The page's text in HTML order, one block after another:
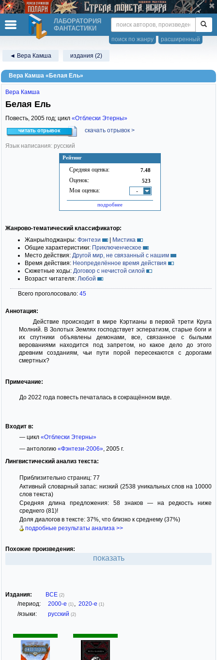
ЛАБОРАТОРИЯ
ФАНТАСТИКИ
расширенный
поиск по жанру
◄ Вера Камша издания (2)
Вера Камша «Белая Ель»
Рейтинг
Средняя оценка: 7.48
Оценок: 523
Моя оценка: -
подробнее
Вера Камша
Белая Ель
Повесть, 2005 год; цикл «Отблески Этерны»
читать отрывок скачать отрывок >
Язык написания: русский
Жанрово-тематический классификатор:
Жанры/поджанры: Фэнтези | Мистика
Общие характеристики: Приключенческое
Место действия: Другой мир, не связанный с нашим
Время действия: Неопределённое время действия
Сюжетные ходы: Договор с нечистой силой
Возраст читателя: Любой
Всего проголосовало: 45
Аннотация:
Действие происходит в мире Кэртианы в первой трети Круга
Молний. В Золотых Землях господствует эсператизм, старые боги и
их спутники объявлены демонами, все, связанное с былыми
верованиями находится под запретом, но какое дело до этого
древним созданиям, чьи пути порой пересекаются с дорогами
смертных?
Примечание:
До 2022 года повесть печаталась в сокращённом виде.
Входит в:
— цикл «Отблески Этерны»
— антологию «Фэнтези-2006», 2005 г.
Лингвистический анализ текста:
Приблизительно страниц: 77
Активный словарный запас: низкий (2538 уникальных слов на 10000
слов текста)
Средняя длина предложения: 58 знаков — на редкость ниже
среднего (81)!
Доля диалогов в тексте: 37%, что близко к среднему (37%)
подробные результаты анализа >>
Похожие произведения:
показать
Издания: ВСЕ (2)
/период: 2000-е (1) , 2020-е (1)
/языки: русский (2)